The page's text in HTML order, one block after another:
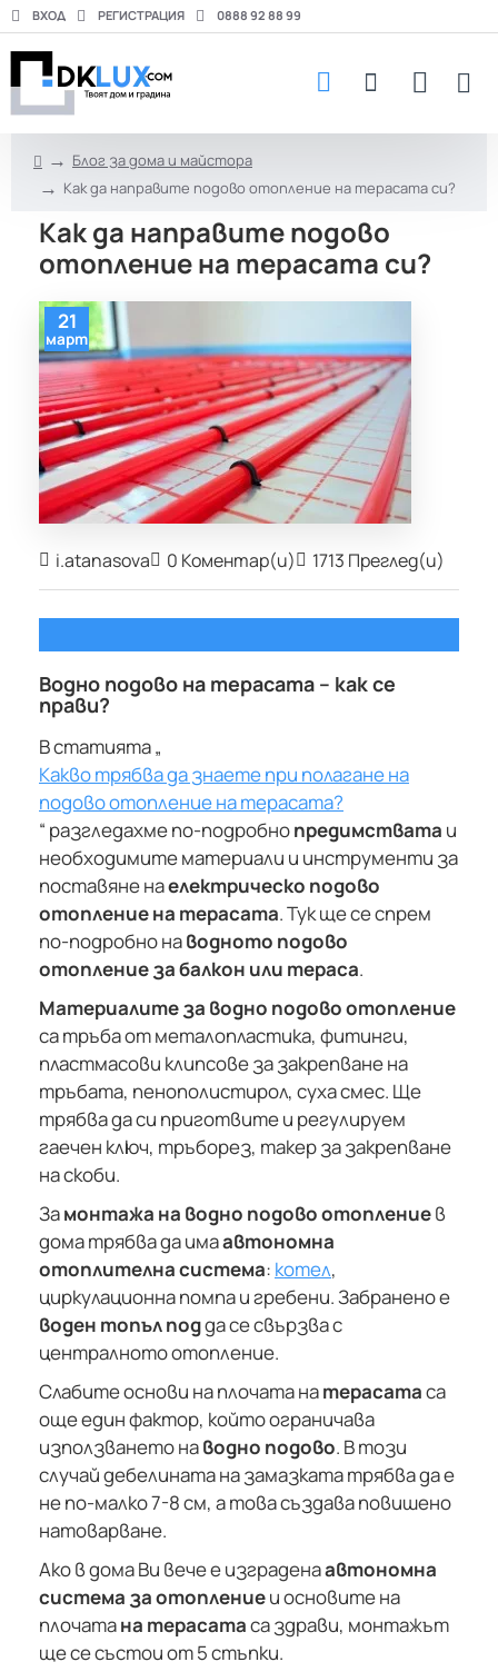
ВХОД РЕГИСТРАЦИЯ 0888 92 88 99
m
e
Блог за дома и майстора
Как да направите подово отопление на терасата си?
Как да направите подово
отопление на терасата си?
21
март
i.atanasova 0 Коментар(и) 1713 Преглед(и)
Водно подово на терасата – как се
прави?
В статията „
Какво трябва да знаете при полагане на
подово отопление на терасата?
“ разгледахме по-подробнопредимствата и
необходимите материали и инструменти за
поставяне наелектрическо подово
отопление на терасата. Тук ще се спрем
по-подробно наводното подово
отопление за балкон или тераса.
Материалите за водно подово отопление
са тръба от металопластика, фитинги,
пластмасови клипсове за закрепване на
тръбата, пенополистирол, суха смес. Ще
трябва да си приготвите и регулируем
гаечен ключ, тръборез, такер за закрепване
на скоби.
Замонтажа на водно подово отоплениев
дома трябва да имаавтономна
отоплителна система: котел,
циркулационна помпа и гребени. Забранено е
воден топъл подда се свързва с
централното отопление.
Слабите основи на плочата натерасатаса
още един фактор, който ограничава
използването наводно подово. В този
случай дебелината на замазката трябва да е
не по-малко 7-8 см, а това създава повишено
натоварване.
Ако в дома Ви вече е изграденаавтономна
система за отоплениеи основите на
плочатана терасатаса здрави, монтажът
ще се състои от 5 стъпки.